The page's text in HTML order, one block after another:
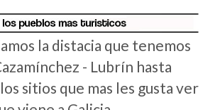
la distacia que tenemos
- Lubrín hasta
sitios que mas les gusta ver